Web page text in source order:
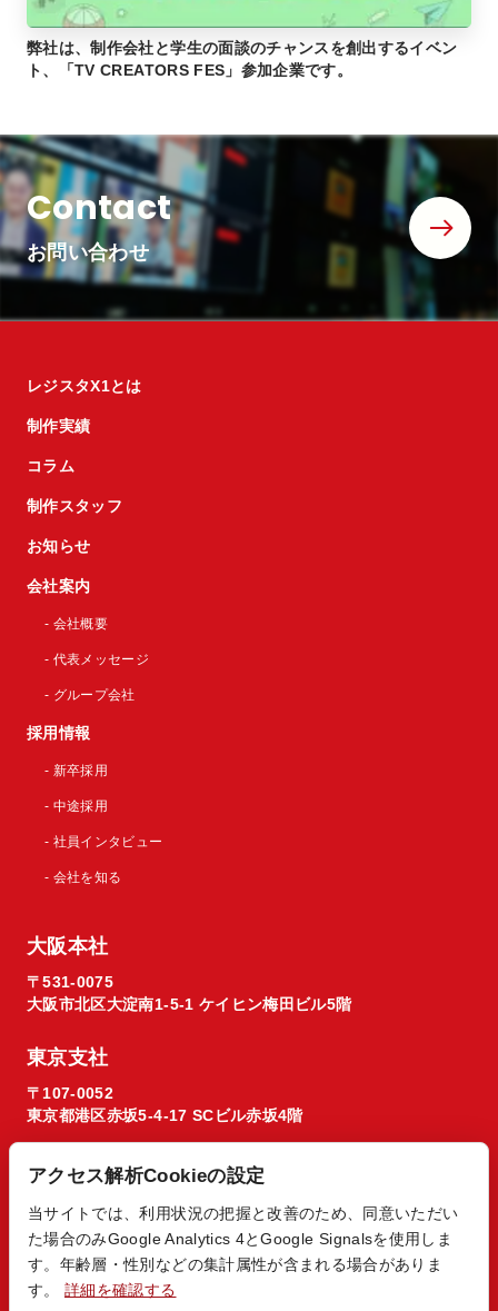
弊社は、制作会社と学生の面談のチャンスを創出するイベン
ト、「TV CREATORS FES」参加企業です。
Contact
お問い合わせ
レジスタX1とは
制作実績
コラム
制作スタッフ
お知らせ
会社案内
- 会社概要
- 代表メッセージ
- グループ会社
採用情報
- 新卒採用
- 中途採用
- 社員インタビュー
- 会社を知る
大阪本社
〒531-0075
大阪市北区大淀南1-5-1 ケイヒン梅田ビル5階
東京支社
〒107-0052
東京都港区赤坂5-4-17 SCビル赤坂4階
© 2026 Regista X1 co. ltd.
アクセス解析Cookieの設定
当サイトでは、利用状況の把握と改善のため、同意いただい
た場合のみGoogle Analytics 4とGoogle Signalsを使用しま
す。年齢層・性別などの集計属性が含まれる場合がありま
す。詳細を確認する